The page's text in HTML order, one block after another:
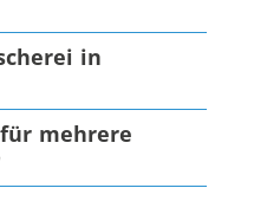
in
mehrere